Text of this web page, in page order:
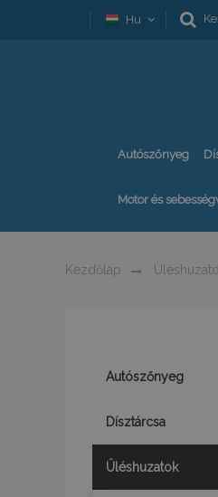
Hu
Autószőnyeg
Motor és
Kezdőlap
Autószőnyeg
Dísztárcsa
Üléshuzatok